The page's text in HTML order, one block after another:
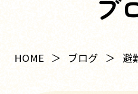
ブ
HOME ブログ 避